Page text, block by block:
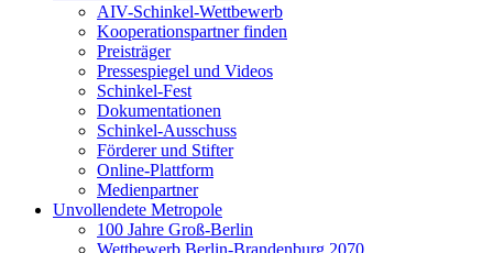
AIV-Schinkel-Wettbewerb
Kooperationspartner finden
Preisträger
Pressespiegel und Videos
Schinkel-Fest
Dokumentationen
Schinkel-Ausschuss
Förderer und Stifter
Online-Plattform
Medienpartner
Unvollendete Metropole
100 Jahre Groß-Berlin
Wettbewerb Berlin-Brandenburg 2070